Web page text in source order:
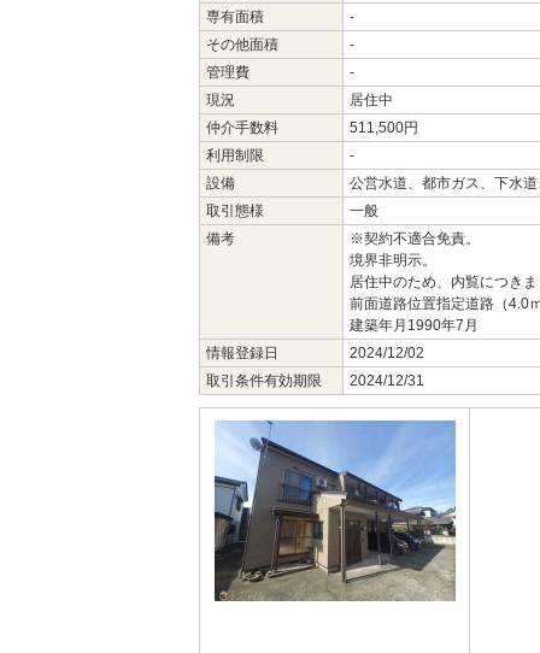
専有面積
-
その他面積
-
管理費
-
現況
居住中
仲介手数料
511,500円
利用制限
-
設備
公営水道、都市ガス、下水
取引態様
一般
備考
※契約不適合免責。
境界非明示。
居住中のため、内覧につき
前面道路位置指定道路（4.0
建築年月1990年7月
情報登録日
2024/12/02
取引条件有効期限
2024/12/31